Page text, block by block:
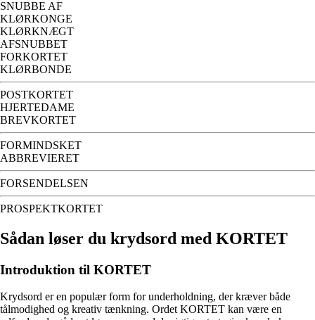
SNUBBE AF
KLØRKONGE
KLØRKNÆGT
AFSNUBBET
FORKORTET
KLØRBONDE
POSTKORTET
HJERTEDAME
BREVKORTET
FORMINDSKET
ABBREVIERET
FORSENDELSEN
PROSPEKTKORTET
Sådan løser du krydsord med KORTET
Introduktion til KORTET
Krydsord er en populær form for underholdning, der kræver både
tålmodighed og kreativ tænkning. Ordet KORTET kan være en